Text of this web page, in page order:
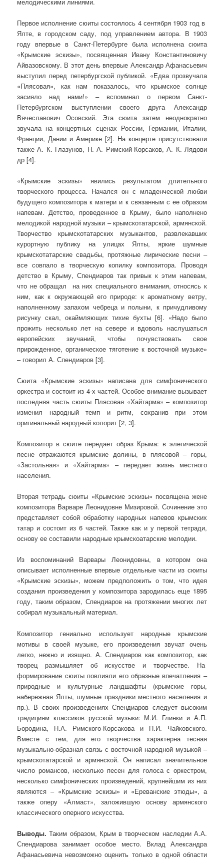
Первое исполнение сюиты состоялось 4 сентября 1903 год в
Ялте, в городском саду, под управлением автора. В 1903
году впервые в Санкт-Петербурге была исполнена сюита
«Крымские эскизы», посвященная Ивану Константиновичу
Айвазовскому. В этот день впервые Александр Афанасьевич
выступил перед петербургской публикой. «Едва прозвучала
«Плясовая», как нам показалось, что крымское солнце
засияло над нами!» – вспоминал о первом Санкт-
Петербургском выступлении своего друга Александр
Вячеславович Осовский. Эта сюита затем неоднократно
звучала на концертных сценах России, Германии, Италии,
Франции, Дании и Америке [2]. На концерте присутствовали
также А. К. Глазунов, Н. А. Римский-Корсаков, А. К. Лядови
др [4].
«Крымские эскизы» явились результатом длительного
творческого процесса. Начался он с младенческой любви
будущего композитора к матери и к связанным с ее образом
напевам. Детство, проведенное в Крыму, было наполнено
мелодикой народной музыки – крымскотатарской, армянской.
Творчество крымскотатарских музыкантов, развлекавших
курортную публику на улицах Ялты, яркие шумные
крымскотатарские свадьбы, протяжные лирические песни –
все совпало в творческую копилку композитора. Проводя
детство в Крыму, Спендиаров так привык к этим напевам,
что не обращал на них специального внимания, относясь к
ним, как к окружающей его природе: к ароматному ветру,
наполненному запахом чебреца и полыни, к причудливому
рисунку скал, окаймляющих тихие бухты [6]. «Надо было
прожить несколько лет на севере и вдоволь наслушаться
европейских звучаний, чтобы почувствовать свое
прирожденное, органическое тяготение к восточной музыке»
– говорил А. Спендиаров [3].
Сюита «Крымские эскизы» написана для симфонического
оркестра и состоит из 4-х частей. Особое внимание вызывает
последняя часть сюиты Плясовая «Хайтарма» – композитор
изменил народный темп и ритм, сохранив при этом
оригинальный народный колорит [2, 3].
Композитор в сюите передает образ Крыма: в элегической
песне отражаются крымские долины, в плясовой – горы,
«Застольная» и «Хайтарма» – передает жизнь местного
населения.
Вторая тетрадь сюиты «Крымские эскизы» посвящена жене
композитора Варваре Леонидовне Мизировой. Сочинение это
представляет собой обработку народных напевов крымских
татар и состоит из 6 частей. Также как и у первой тетради,
основу ее составили народные крымскоатарские мелодии.
Из воспоминаний Варвары Леонидовны, в котором она
описывает исполненные впервые отдельные части из сюиты
«Крымские эскизы», можем предположить о том, что идея
создания произведения у композитора зародилась еще 1895
году, таким образом, Спендиаров на протяжении многих лет
собирал музыкальный материал.
Композитор гениально использует народные крымские
мотивы в своей музыке, его произведения звучат очень
легко, нежно и изящно. А. Спендиаров как композитор, как
творец размышляет об искусстве и творчестве. На
формирование сюиты повлияли его образные впечатления –
природные и культурные ландшафты (крымские горы,
набережная Ялты, шумные праздники местного населения и
пр.). В своих произведениях Спендиаров следует высоким
традициям классиков русской музыки: М.И. Глинки и А.П.
Бородина, Н.А. Римского-Корсакова и П.И. Чайковского.
Вместе с тем, для его творчества характерна тесная
музыкально-образная связь с восточной народной музыкой –
крымскотатарской и армянской. Он написал значительное
число романсов, несколько песен для голоса с оркестром,
несколько симфонических произведений, крупнейшим из них
являются – «Крымские эскизы» и «Ереванские этюды», а
также оперу «Алмаст», заложившую основу армянского
классического оперного искусства.
Выводы. Таким образом, Крым в творческом наследии А.А.
Спендиарова занимает особое место. Вклад Александра
Афанасьевича невозможно оценить только в одной области